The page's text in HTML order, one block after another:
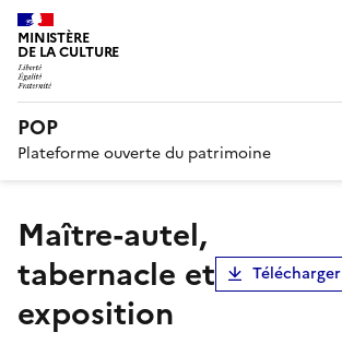
MINISTÈRE
DE LA CULTURE
POP
Plateforme ouverte du patrimoine
Maître-autel,
tabernacle et
exposition
Télécharger